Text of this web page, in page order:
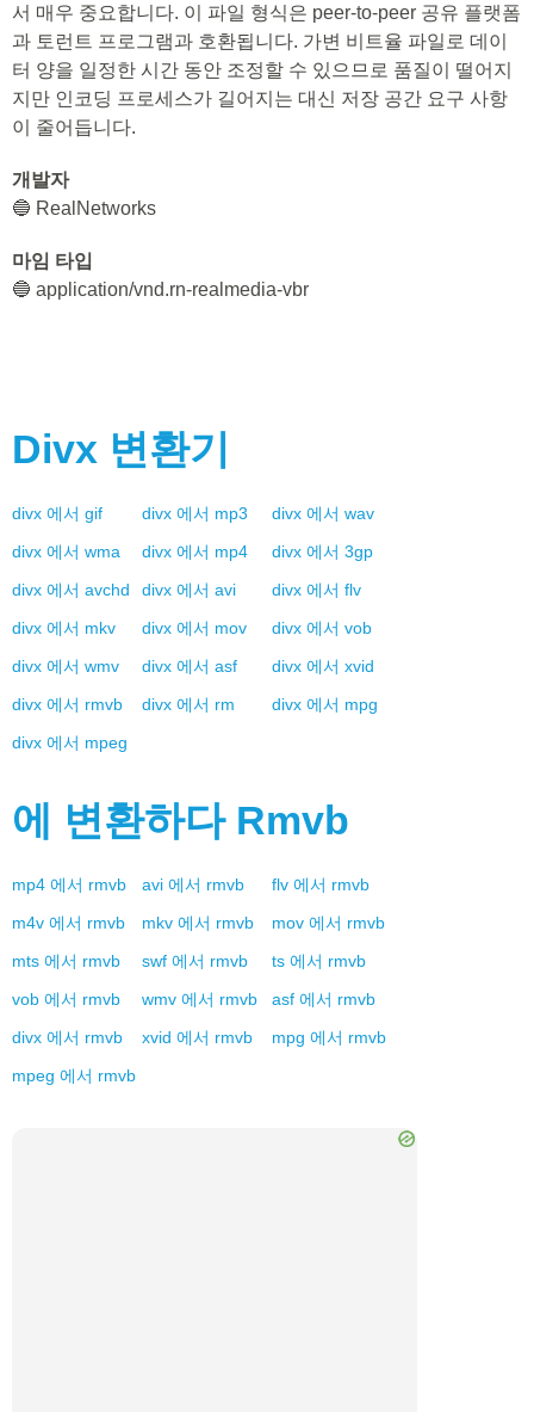
서 매우 중요합니다. 이 파일 형식은 peer-to-peer 공유 플랫폼
과 토런트 프로그램과 호환됩니다. 가변 비트율 파일로 데이
터 양을 일정한 시간 동안 조정할 수 있으므로 품질이 떨어지
지만 인코딩 프로세스가 길어지는 대신 저장 공간 요구 사항
이 줄어듭니다.
개발자
🔵 RealNetworks
마임 타입
🔵 application/vnd.rn-realmedia-vbr
Divx 변환기
divx 에서 gif divx 에서 mp3 divx 에서 wav
divx 에서 wma divx 에서 mp4 divx 에서 3gp
divx 에서 avchd divx 에서 avi divx 에서 flv
divx 에서 mkv divx 에서 mov divx 에서 vob
divx 에서 wmv divx 에서 asf divx 에서 xvid
divx 에서 rmvb divx 에서 rm divx 에서 mpg
divx 에서 mpeg
에 변환하다 Rmvb
mp4 에서 rmvb avi 에서 rmvb flv 에서 rmvb
m4v 에서 rmvb mkv 에서 rmvb mov 에서 rmvb
mts 에서 rmvb swf 에서 rmvb ts 에서 rmvb
vob 에서 rmvb wmv 에서 rmvb asf 에서 rmvb
divx 에서 rmvb xvid 에서 rmvb mpg 에서 rmvb
mpeg 에서 rmvb